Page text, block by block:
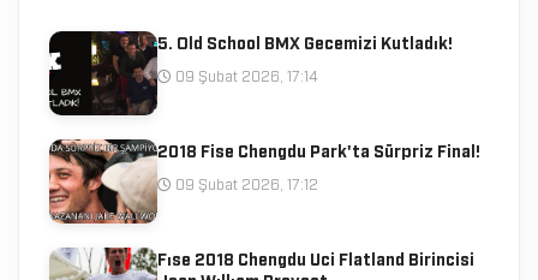
5. Old School BMX Gecemizi Kutladık!
09 Şubat 2026, 17:14
2018 Fise Chengdu Park'ta Sürpriz Final!
09 Şubat 2026, 17:12
Fıse 2018 Chengdu Uci Flatland Birincisi